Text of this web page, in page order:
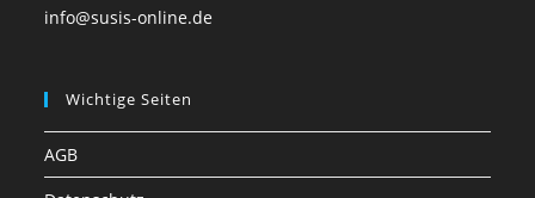
info@susis-online.de
Wichtige Seiten
AGB